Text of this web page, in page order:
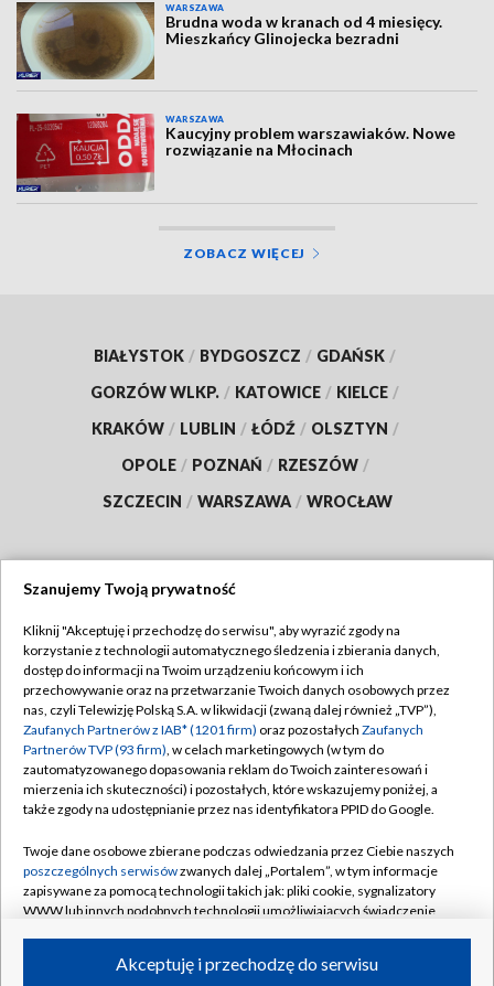
WARSZAWA
Brudna woda w kranach od 4 miesięcy.
Mieszkańcy Glinojecka bezradni
WARSZAWA
Kaucyjny problem warszawiaków. Nowe
rozwiązanie na Młocinach
ZOBACZ WIĘCEJ
BIAŁYSTOK / BYDGOSZCZ / GDAŃSK /
GORZÓW WLKP. / KATOWICE / KIELCE /
KRAKÓW / LUBLIN / ŁÓDŹ / OLSZTYN /
OPOLE / POZNAŃ / RZESZÓW /
SZCZECIN / WARSZAWA / WROCŁAW
TVP
Abonament TVP
Emisja w TVP
Centrum informacji TVP
Naziemna Telewizja Cyfrowa
Rada Programowa
System NOS
Informacje o nadawcy
Program dla prasy
Regulamin TVP
Polityka prywatności
Moje zgody
Pomoc
Kontakt
Kanały
Szanujemy Twoją prywatność
Kliknij "Akceptuję i przechodzę do serwisu", aby wyrazić zgody na
korzystanie z technologii automatycznego śledzenia i zbierania danych,
dostęp do informacji na Twoim urządzeniu końcowym i ich
przechowywanie oraz na przetwarzanie Twoich danych osobowych przez
nas, czyli Telewizję Polską S.A. w likwidacji (zwaną dalej również „TVP”),
Zaufanych Partnerów z IAB* (1201 firm) oraz pozostałych Zaufanych
Partnerów TVP (93 firm), w celach marketingowych (w tym do
zautomatyzowanego dopasowania reklam do Twoich zainteresowań i
mierzenia ich skuteczności) i pozostałych, które wskazujemy poniżej, a
także zgody na udostępnianie przez nas identyfikatora PPID do Google.
Twoje dane osobowe zbierane podczas odwiedzania przez Ciebie naszych
poszczególnych serwisówzwanych dalej „Portalem”, w tym informacje
zapisywane za pomocą technologii takich jak: pliki cookie, sygnalizatory
WWW lub innych podobnych technologii umożliwiających świadczenie
ruchu w Internecie.Akceptuję i przechodzę do serwisu